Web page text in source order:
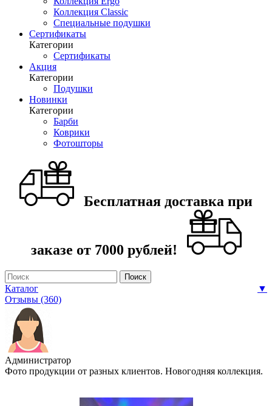
Коллекция Classic
Специальные подушки
Сертификаты
Категории
Сертификаты
Акция
Категории
Подушки
Новинки
Категории
Барби
Коврики
Фотошторы
Бесплатная доставка при
заказе от 7000 рублей!
Каталог
▼
Отзывы (360)
Администратор
Фото продукции от разных клиентов. Новогодняя коллекция.